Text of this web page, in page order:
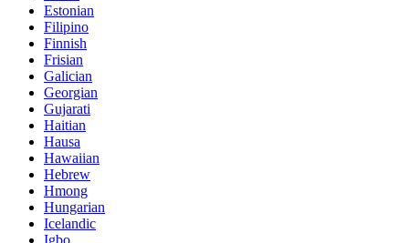
Estonian
Filipino
Finnish
Frisian
Galician
Georgian
Gujarati
Haitian
Hausa
Hawaiian
Hebrew
Hmong
Hungarian
Icelandic
Igbo